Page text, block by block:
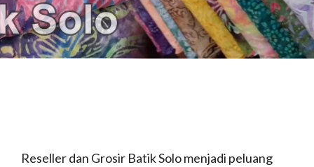
Reseller dan Grosir Batik Solo menjadi peluang